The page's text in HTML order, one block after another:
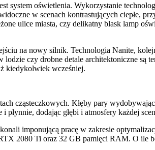
system oświetlenia. Wykorzystanie
w scenach kontrastujących ciepłe,
ulice miasta, czy delikatny blask lamp
na nowy silnik. Technologia Nanite,
lodzie czy drobne detale architektoniczne
kiedykolwiek wcześniej.
cząsteczkowych. Kłęby pary
dodając głębi i atmosfery każdej
imponującą pracę w zakresie
2080 Ti oraz 32 GB pamięci RAM. O ile